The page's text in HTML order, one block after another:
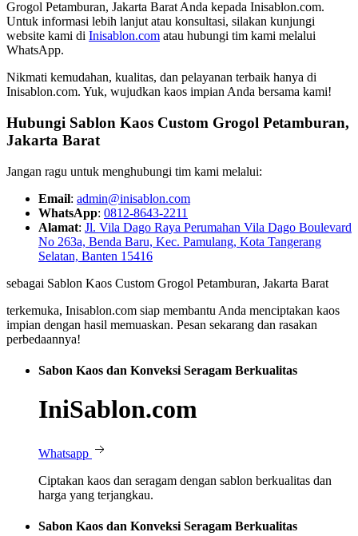
Grogol Petamburan, Jakarta Barat Anda kepada Inisablon.com.
Untuk informasi lebih lanjut atau konsultasi, silakan kunjungi
website kami di Inisablon.com atau hubungi tim kami melalui
WhatsApp.
Nikmati kemudahan, kualitas, dan pelayanan terbaik hanya di
Inisablon.com. Yuk, wujudkan kaos impian Anda bersama kami!
Hubungi Sablon Kaos Custom Grogol Petamburan,
Jakarta Barat
Jangan ragu untuk menghubungi tim kami melalui:
Email: admin@inisablon.com
WhatsApp: 0812-8643-2211
Alamat: Jl. Vila Dago Raya Perumahan Vila Dago Boulevard
No 263a, Benda Baru, Kec. Pamulang, Kota Tangerang
Selatan, Banten 15416
sebagai Sablon Kaos Custom Grogol Petamburan, Jakarta Barat
terkemuka, Inisablon.com siap membantu Anda menciptakan kaos
impian dengan hasil memuaskan. Pesan sekarang dan rasakan
perbedaannya!
Sabon Kaos dan Konveksi Seragam Berkualitas
IniSablon.com
Whatsapp
Ciptakan kaos dan seragam dengan sablon berkualitas dan
harga yang terjangkau.
Sabon Kaos dan Konveksi Seragam Berkualitas